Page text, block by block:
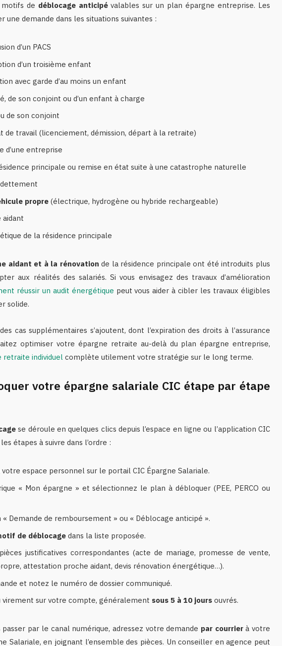
de déblocage anticipévalables sur un plan épargne entreprise. Les
une demande dans les situations suivantes :
d’un PACS
d’un troisième enfant
avec garde d’au moins un enfant
de son conjoint ou d’un enfant à charge
de son conjoint
de travail (licenciement, démission, départ à la retraite)
d’une entreprise
principale ou remise en état suite à une catastrophe naturelle
propre(électrique, hydrogène ou hybride rechargeable)
aidant
de la résidence principale
aidant et à la rénovation de la résidence principale ont été introduits plus
aux réalités des salariés. Si vous envisagez des travaux d’amélioration
réussir un audit énergétique peut vous aider à cibler les travaux éligibles
solide.
cas supplémentaires s’ajoutent, dont l’expiration des droits à l’assurance
optimiser votre épargne retraite au-delà du plan épargne entreprise,
retraite individuel complète utilement votre stratégie sur le long terme.
votre épargne salariale CIC étape par étape
se déroule en quelques clics depuis l’espace en ligne ou l’application CIC
étapes à suivre dans l’ordre :
espace personnel sur le portail CIC Épargne Salariale.
« Mon épargne » et sélectionnez le plan à débloquer (PEE, PERCO ou
« Demande de remboursement » ou « Déblocage anticipé ».
de déblocagedans la liste proposée.
justificatives correspondantes (acte de mariage, promesse de vente,
attestation proche aidant, devis rénovation énergétique…).
et notez le numéro de dossier communiqué.
virement sur votre compte, généralement sous 5 à 10 joursouvrés.
par le canal numérique, adressez votre demande par courrierà votre
Salariale, en joignant l’ensemble des pièces. Un conseiller en agence peut